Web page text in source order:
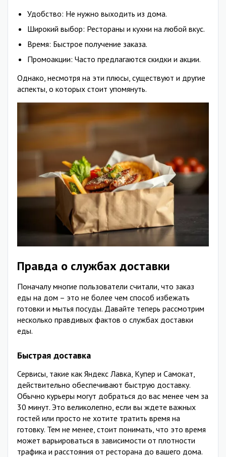
Удобство: Не нужно выходить из дома.
Широкий выбор: Рестораны и кухни на любой вкус.
Время: Быстрое получение заказа.
Промоакции: Часто предлагаются скидки и акции.
Однако, несмотря на эти плюсы, существуют и другие
аспекты, о которых стоит упомянуть.
Правда о службах доставки
Поначалу многие пользователи считали, что заказ
еды на дом – это не более чем способ избежать
готовки и мытья посуды. Давайте теперь рассмотрим
несколько правдивых фактов о службах доставки
еды.
Быстрая доставка
Сервисы, такие как Яндекс Лавка, Купер и Самокат,
действительно обеспечивают быструю доставку.
Обычно курьеры могут добраться до вас менее чем за
30 минут. Это великолепно, если вы ждете важных
гостей или просто не хотите тратить время на
готовку. Тем не менее, стоит понимать, что это время
может варьироваться в зависимости от плотности
трафика и расстояния от ресторана до вашего дома.